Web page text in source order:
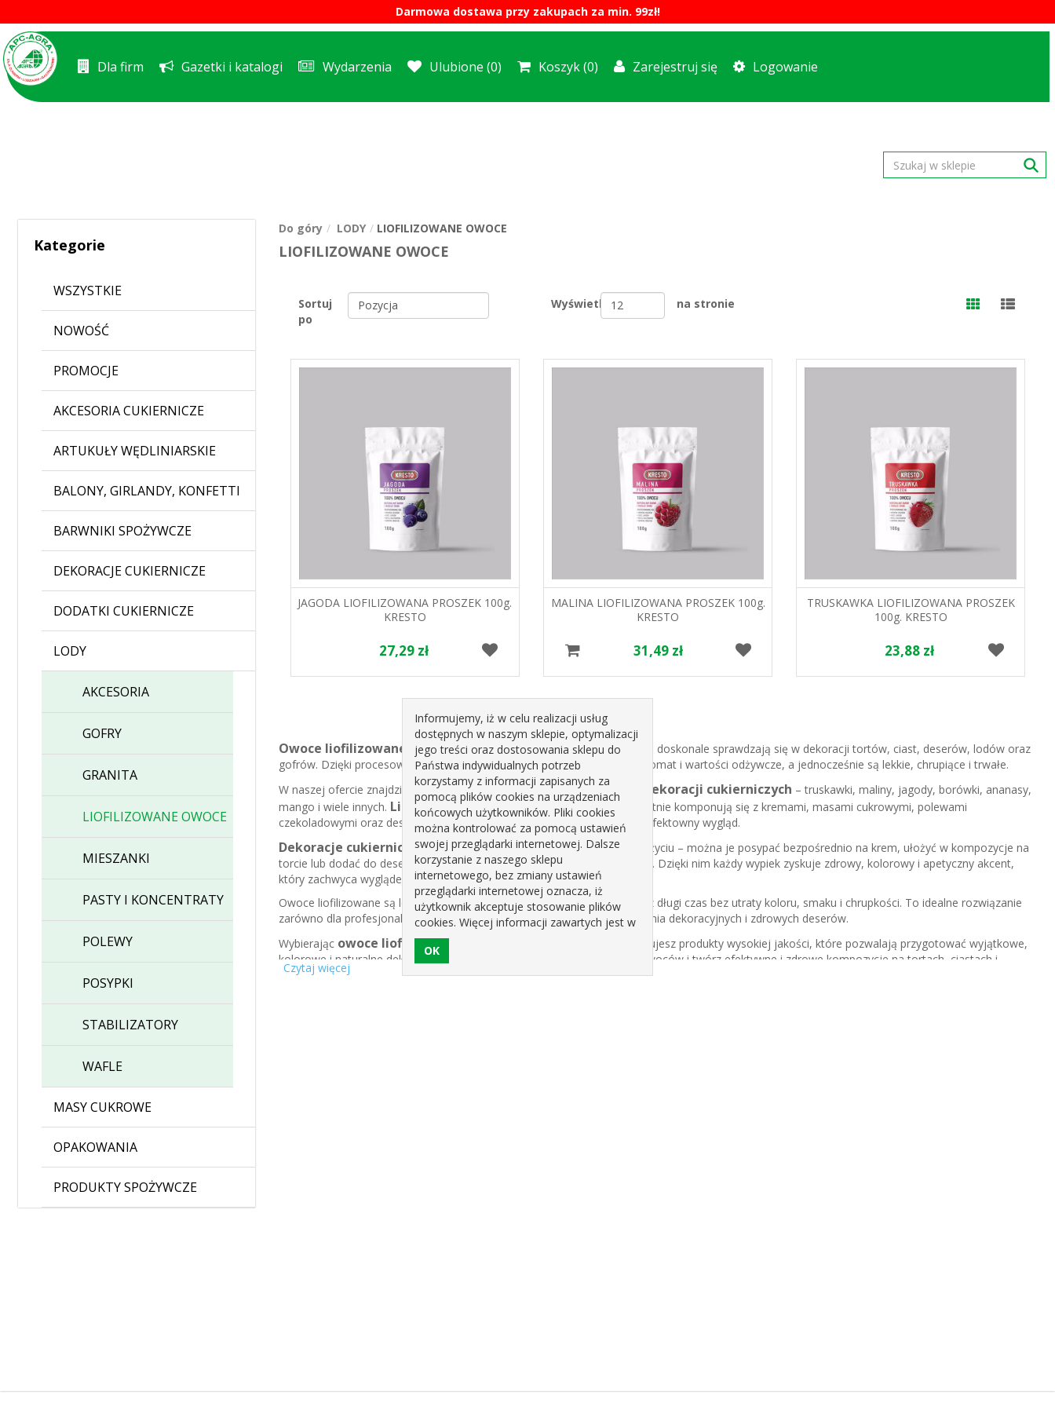
Darmowa dostawa przy zakupach za min. 99zł!
Dla firm Gazetki i katalogi Wydarzenia Ulubione (0) Koszyk (0) Zarejestruj się Logowanie
Kategorie
WSZYSTKIE
NOWOŚĆ
PROMOCJE
AKCESORIA CUKIERNICZE
ARTUKUŁY WĘDLINIARSKIE
BALONY, GIRLANDY, KONFETTI
BARWNIKI SPOŻYWCZE
DEKORACJE CUKIERNICZE
DODATKI CUKIERNICZE
LODY
AKCESORIA
GOFRY
GRANITA
LIOFILIZOWANE OWOCE
MIESZANKI
PASTY I KONCENTRATY
POLEWY
POSYPKI
STABILIZATORY
WAFLE
MASY CUKROWE
OPAKOWANIA
PRODUKTY SPOŻYWCZE
Do góry LODY LIOFILIZOWANE OWOCE
LIOFILIZOWANE OWOCE
Sortuj
po
Wyświetl na stronie
JAGODA LIOFILIZOWANA PROSZEK 100g.
KRESTO
27,29 zł
MALINA LIOFILIZOWANA PROSZEK 100g.
KRESTO
31,49 zł
TRUSKAWKA LIOFILIZOWANA PROSZEK
100g. KRESTO
23,88 zł
Owoce liofilizowane
to zdrowe, kolorowe i smakowite dodatki, które doskonale sprawdzają się w dekoracji tortów, ciast, deserów, lodów oraz
gofrów. Dzięki procesowi liofilizacji owoce zachowują naturalny smak, aromat i wartości odżywcze, a jednocześnie są lekkie, chrupiące i trwałe.
W naszej ofercie znajdziesz szeroki wybórowoce liofilizowane do dekoracji cukierniczych – truskawki, maliny, jagody, borówki, ananasy,
mango i wiele innych. Liofilizowane owoce do tortów i ciast
świetnie komponują się z kremami, masami cukrowymi, polewami
czekoladowymi oraz deserami lodowymi, nadając wypiekom naturalny i efektowny wygląd.
Dekoracje cukiernicze z owoców liofilizowanych są łatwe w użyciu – można je posypać bezpośrednio na krem, ułożyć w kompozycje na
torcie lub dodać do deserów w pucharkach, lodach, gofrach czy ciastkach. Dzięki nim każdy wypiek zyskuje zdrowy, kolorowy i apetyczny akcent,
który zachwyca wyglądem i smakiem.
Owoce liofilizowane są lekkie i trwałe, co pozwala przechowywać je przez długi czas bez utraty koloru, smaku i chrupkości. To idealne rozwiązanie
zarówno dla profesjonalnych cukierni, jak i do domowego przygotowywania dekoracyjnych i zdrowych deserów.
Wybierając owoce liofilizowane w sklepie internetowym
, zyskujesz produkty wysokiej jakości, które pozwalają przygotować wyjątkowe,
kolorowe i naturalne dekoracje cukiernicze. Sprawdź dostępne rodzaje owoców i twórz efektywne i zdrowe kompozycje na tortach, ciastach i
deserach.
Czytaj więcej
Informujemy, iż w celu realizacji usług
dostępnych w naszym sklepie, optymalizacji
jego treści oraz dostosowania sklepu do
Państwa indywidualnych potrzeb
korzystamy z informacji zapisanych za
pomocą plików cookies na urządzeniach
końcowych użytkowników. Pliki cookies
można kontrolować za pomocą ustawień
swojej przeglądarki internetowej. Dalsze
korzystanie z naszego sklepu
internetowego, bez zmiany ustawień
przeglądarki internetowej oznacza, iż
użytkownik akceptuje stosowanie plików
cookies. Więcej informacji zawartych jest w
polityce prywatności sklepu.